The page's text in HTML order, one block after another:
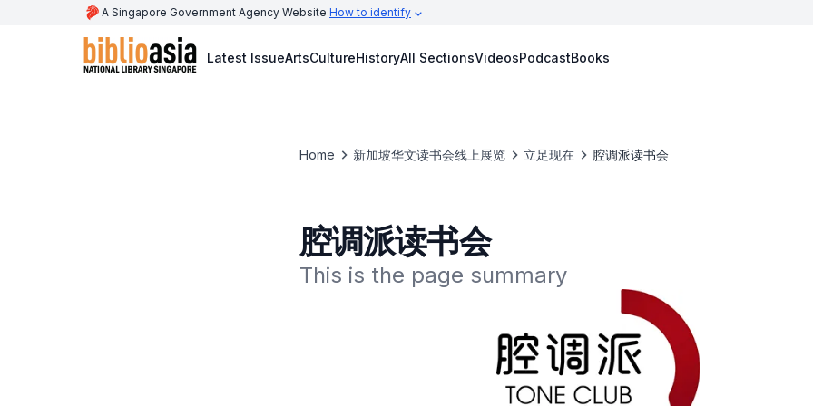
A Singapore Government Agency Website How to identify
Latest IssueArtsCultureHistoryAll SectionsVideosPodcastBooks
Home 新加坡华文读书会线上展览 立足现在 腔调派读书会
腔调派读书会
This is the page summary